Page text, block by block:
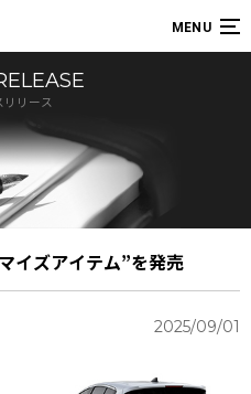
MENU
リリース
イズアイテム”を発売
2025/09/01